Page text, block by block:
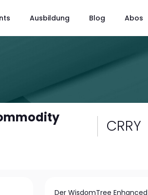
Ausbildung Blog Abos
CRRY
Der WisdomTree